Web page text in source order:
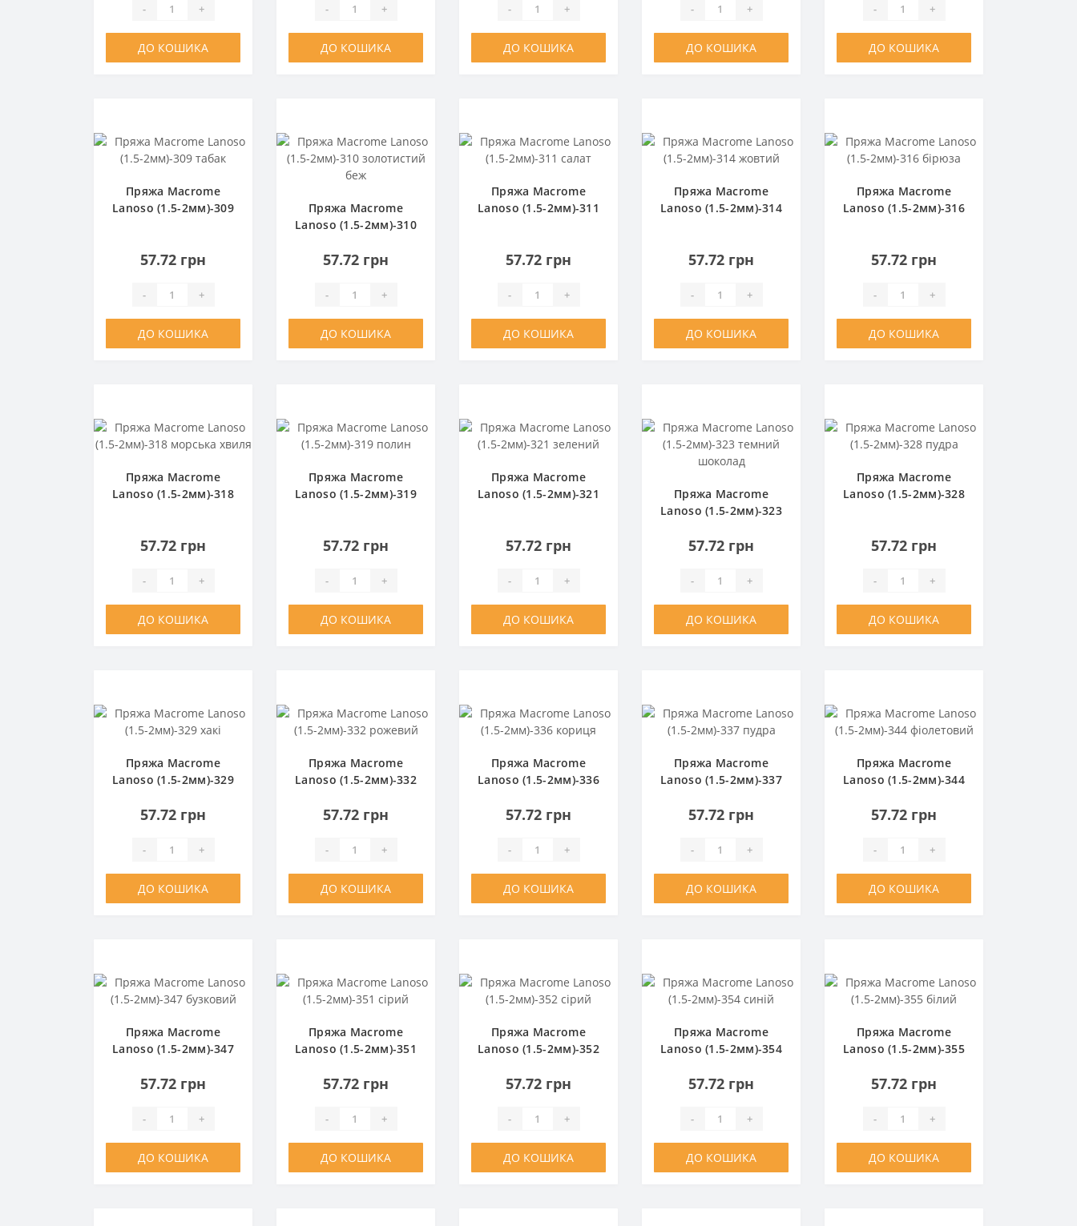
- +
ДО КОШИКА
- +
ДО КОШИКА
- +
ДО КОШИКА
- +
ДО КОШИКА
- +
ДО КОШИКА
Пряжа Macrome
Lanoso (1.5-2мм)-309
57.72 грн
- +
ДО КОШИКА
Пряжа Macrome
Lanoso (1.5-2мм)-310
57.72 грн
- +
ДО КОШИКА
Пряжа Macrome
Lanoso (1.5-2мм)-311
57.72 грн
- +
ДО КОШИКА
Пряжа Macrome
Lanoso (1.5-2мм)-314
57.72 грн
- +
ДО КОШИКА
Пряжа Macrome
Lanoso (1.5-2мм)-316
57.72 грн
- +
ДО КОШИКА
Пряжа Macrome
Lanoso (1.5-2мм)-318
57.72 грн
- +
ДО КОШИКА
Пряжа Macrome
Lanoso (1.5-2мм)-319
57.72 грн
- +
ДО КОШИКА
Пряжа Macrome
Lanoso (1.5-2мм)-321
57.72 грн
- +
ДО КОШИКА
Пряжа Macrome
Lanoso (1.5-2мм)-323
57.72 грн
- +
ДО КОШИКА
Пряжа Macrome
Lanoso (1.5-2мм)-328
57.72 грн
- +
ДО КОШИКА
Пряжа Macrome
Lanoso (1.5-2мм)-329
57.72 грн
- +
ДО КОШИКА
Пряжа Macrome
Lanoso (1.5-2мм)-332
57.72 грн
- +
ДО КОШИКА
Пряжа Macrome
Lanoso (1.5-2мм)-336
57.72 грн
- +
ДО КОШИКА
Пряжа Macrome
Lanoso (1.5-2мм)-337
57.72 грн
- +
ДО КОШИКА
Пряжа Macrome
Lanoso (1.5-2мм)-344
57.72 грн
- +
ДО КОШИКА
Пряжа Macrome
Lanoso (1.5-2мм)-347
57.72 грн
- +
ДО КОШИКА
Пряжа Macrome
Lanoso (1.5-2мм)-351
57.72 грн
- +
ДО КОШИКА
Пряжа Macrome
Lanoso (1.5-2мм)-352
57.72 грн
- +
ДО КОШИКА
Пряжа Macrome
Lanoso (1.5-2мм)-354
57.72 грн
- +
ДО КОШИКА
Пряжа Macrome
Lanoso (1.5-2мм)-355
57.72 грн
- +
ДО КОШИКА